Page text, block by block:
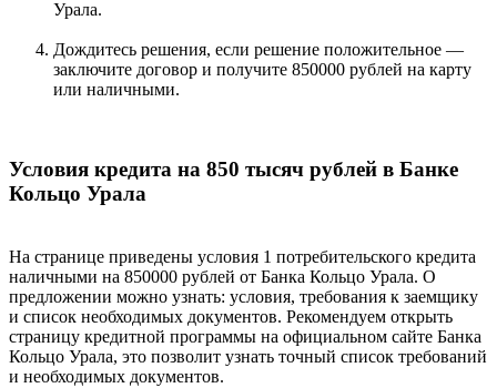
Урала.
Дождитесь решения, если решение положительное —
заключите договор и получите 850000 рублей на карту
или наличными.
Условия кредита на 850 тысяч рублей в Банке
Кольцо Урала
На странице приведены условия 1 потребительского кредита
наличными на 850000 рублей от Банка Кольцо Урала. О
предложении можно узнать: условия, требования к заемщику
и список необходимых документов. Рекомендуем открыть
страницу кредитной программы на официальном сайте Банка
Кольцо Урала, это позволит узнать точный список требований
и необходимых документов.